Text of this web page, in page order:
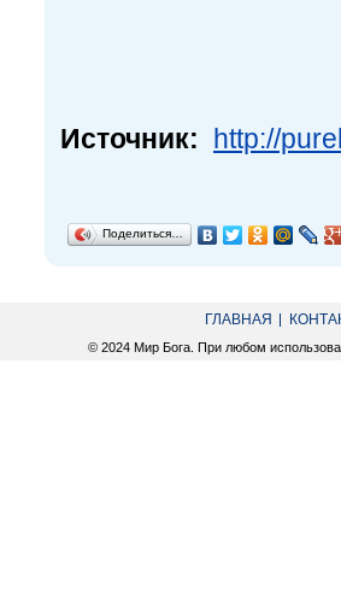
Источник: http://
Поделиться…
ГЛАВНАЯ
© 2024 Мир Бога. При любом